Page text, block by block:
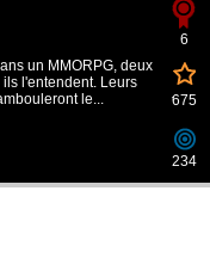
6
675
234
un MMORPG, deux
l'entendent. Leurs
le...